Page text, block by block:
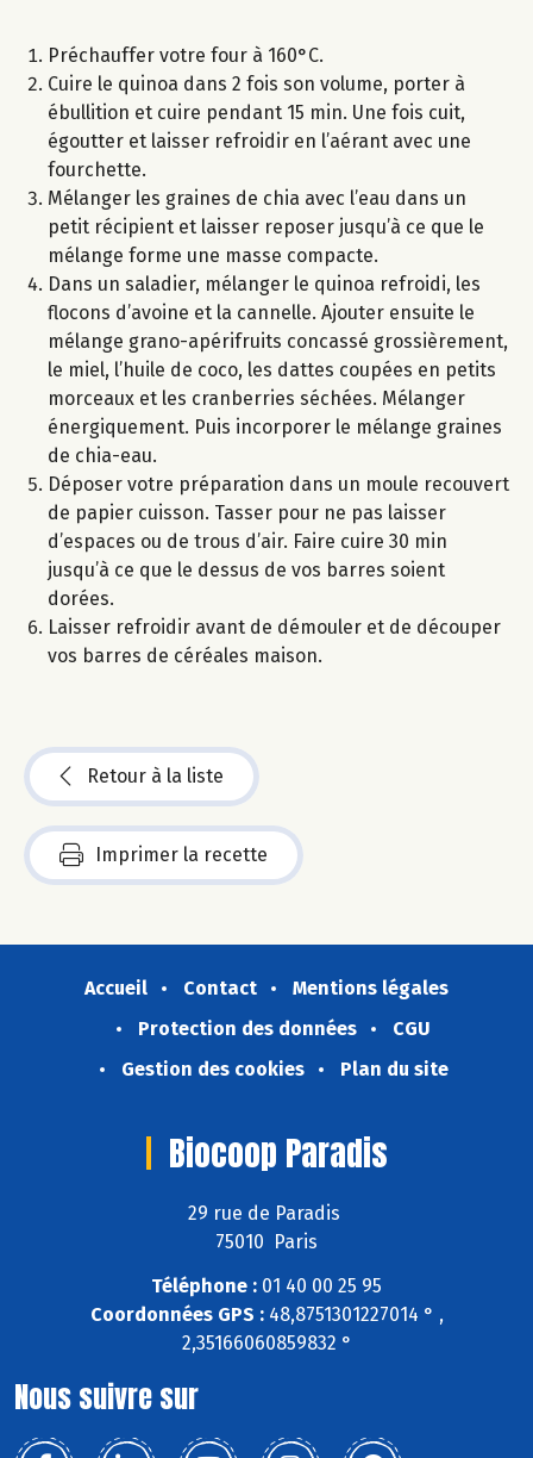
Préchauffer votre four à 160°C.
Cuire le quinoa dans 2 fois son volume, porter à
ébullition et cuire pendant 15 min. Une fois cuit,
égoutter et laisser refroidir en l’aérant avec une
fourchette.
Mélanger les graines de chia avec l’eau dans un
petit récipient et laisser reposer jusqu’à ce que le
mélange forme une masse compacte.
Dans un saladier, mélanger le quinoa refroidi, les
flocons d’avoine et la cannelle. Ajouter ensuite le
mélange grano-apérifruits concassé grossièrement,
le miel, l’huile de coco, les dattes coupées en petits
morceaux et les cranberries séchées. Mélanger
énergiquement. Puis incorporer le mélange graines
de chia-eau.
Déposer votre préparation dans un moule recouvert
de papier cuisson. Tasser pour ne pas laisser
d’espaces ou de trous d’air. Faire cuire 30 min
jusqu’à ce que le dessus de vos barres soient
dorées.
Laisser refroidir avant de démouler et de découper
vos barres de céréales maison.
Retour à la liste
Imprimer la recette
Accueil Contact
Mentions légales
Protection des données
CGU
Gestion des cookies
Plan du site
Biocoop Paradis
29 rue de Paradis
75010 Paris
Téléphone : 01 40 00 25 95
Coordonnées GPS :48,8751301227014 ° ,
2,35166060859832 °
Nous suivre sur